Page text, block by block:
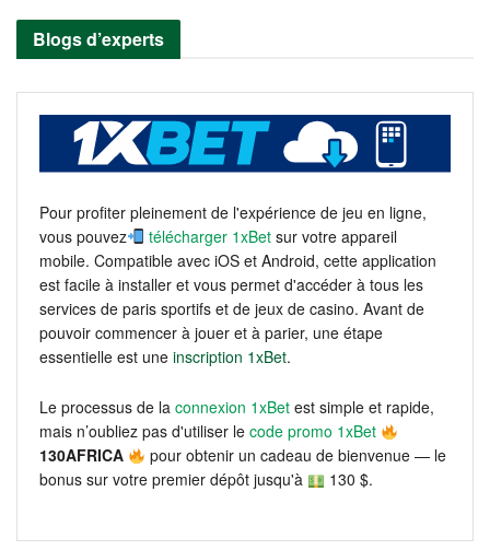
Blogs d’experts
Pour profiter pleinement de l'expérience de jeu en ligne,
vous pouvez
télécharger 1xBet sur votre appareil
mobile. Compatible avec iOS et Android, cette application
est facile à installer et vous permet d'accéder à tous les
services de paris sportifs et de jeux de casino. Avant de
pouvoir commencer à jouer et à parier, une étape
essentielle est une inscription 1xBet.
Le processus de la connexion 1xBet est simple et rapide,
mais n’oubliez pas d'utiliser le code promo 1xBet
130AFRICA
pour obtenir un cadeau de bienvenue — le
bonus sur votre premier dépôt jusqu'à
130 $.